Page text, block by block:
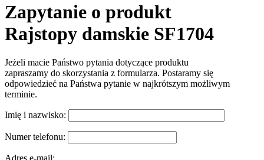
Zapytanie o produkt
Rajstopy damskie SF1704
Jeżeli macie Państwo pytania dotyczące produktu
zapraszamy do skorzystania z formularza. Postaramy się
odpowiedzieć na Państwa pytanie w najkrótszym możliwym
terminie.
Imię i nazwisko:
Numer telefonu:
Adres e-mail: